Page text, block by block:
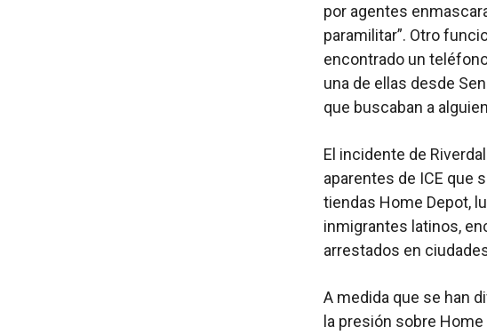
por agentes
paramilitar”. Otro
encontrado un
una de ellas desde
que buscaban a
El incidente de
aparentes de ICE que
tiendas Home Depot,
inmigrantes latinos,
arrestados en
A medida que se han
la presión sobre